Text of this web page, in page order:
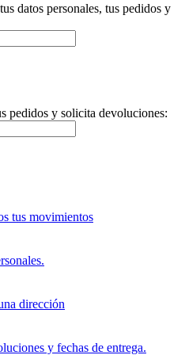
datos personales, tus pedidos y
pedidos y solicita devoluciones:
tus movimientos
dirección
y fechas de entrega.